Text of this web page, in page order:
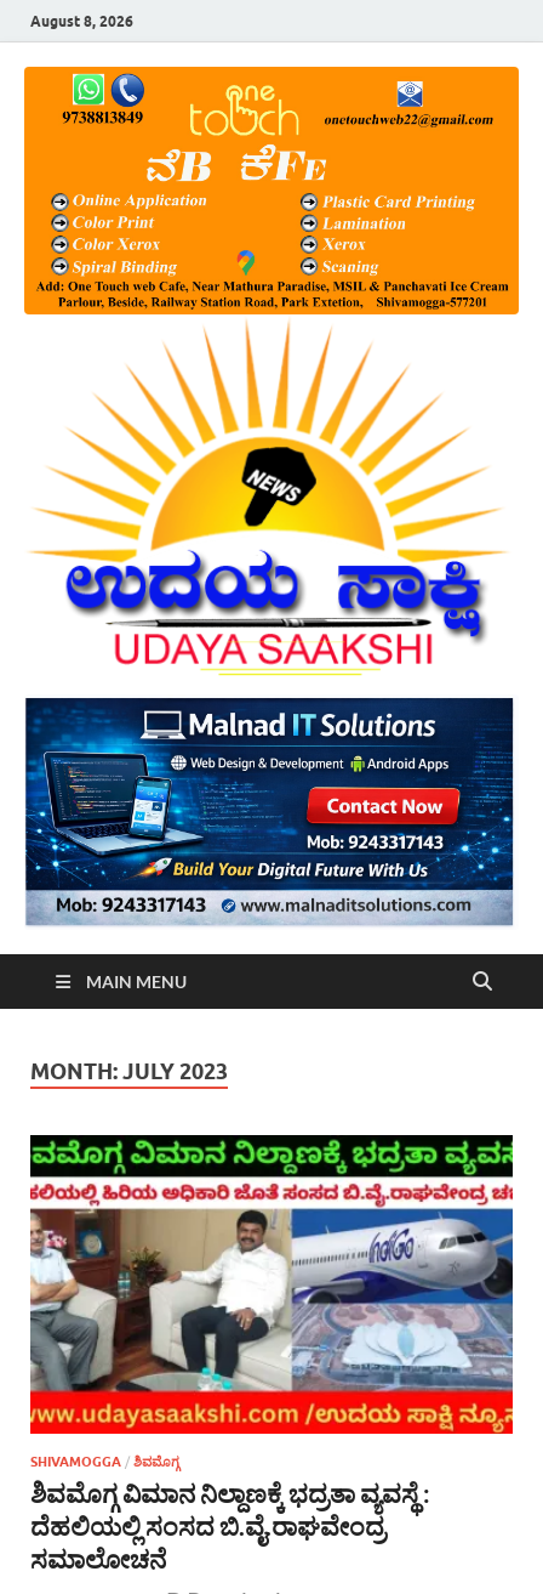
August 8, 2026
MAIN MENU
MONTH:JULY 2023
SHIVAMOGGA / ಶಿವಮೊಗ್ಗ
ಶಿವಮೊಗ್ಗ ವಿಮಾನ ನಿಲ್ದಾಣಕ್ಕೆ ಭದ್ರತಾ ವ್ಯವಸ್ಥೆ :
ದೆಹಲಿಯಲ್ಲಿ ಸಂಸದ ಬಿ.ವೈ.ರಾಘವೇಂದ್ರ
ಸಮಾಲೋಚನೆ